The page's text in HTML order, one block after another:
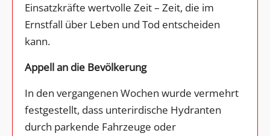
Einsatzkräfte wertvolle Zeit – Zeit, die im
Ernstfall über Leben und Tod entscheiden
kann.
Appell an die Bevölkerung
In den vergangenen Wochen wurde vermehrt
festgestellt, dass unterirdische Hydranten
durch parkende Fahrzeuge oder